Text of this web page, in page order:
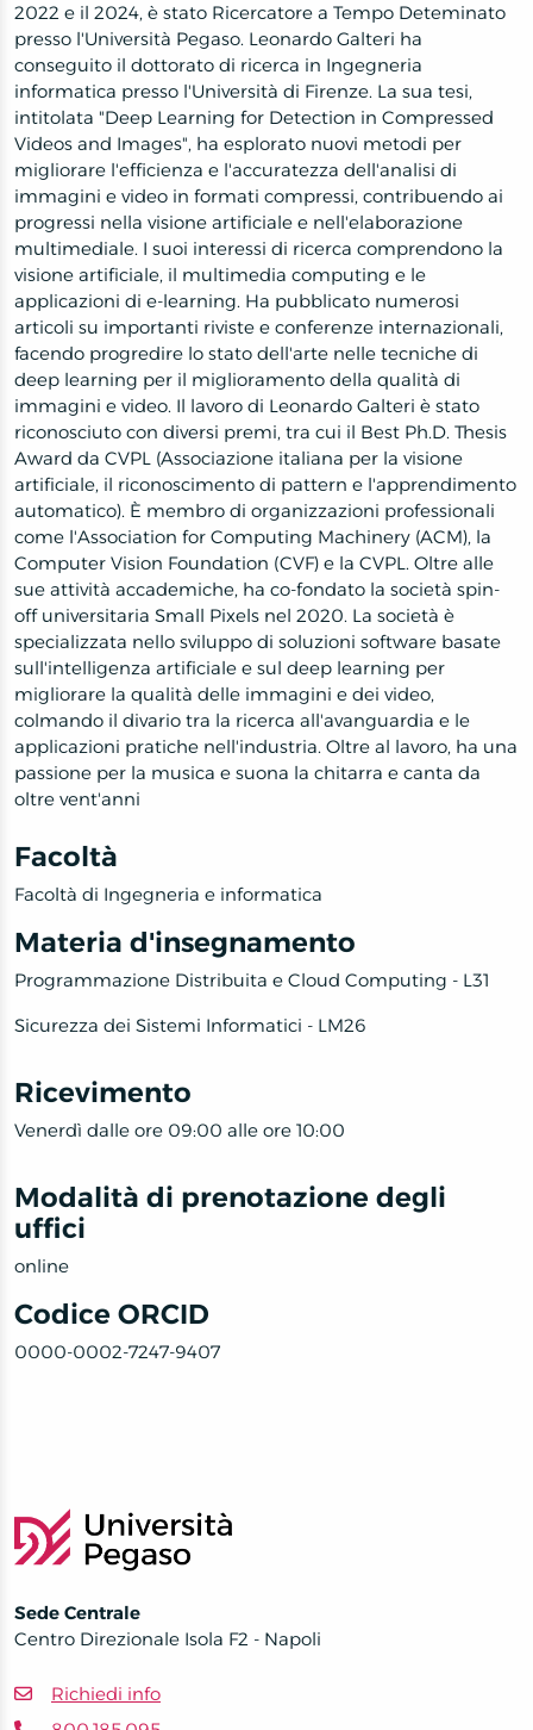
2022 e il 2024, è stato Ricercatore a Tempo Deteminato
presso l'Università Pegaso. Leonardo Galteri ha
conseguito il dottorato di ricerca in Ingegneria
informatica presso l'Università di Firenze. La sua tesi,
intitolata "Deep Learning for Detection in Compressed
Videos and Images", ha esplorato nuovi metodi per
migliorare l'efficienza e l'accuratezza dell'analisi di
immagini e video in formati compressi, contribuendo ai
progressi nella visione artificiale e nell'elaborazione
multimediale. I suoi interessi di ricerca comprendono la
visione artificiale, il multimedia computing e le
applicazioni di e-learning. Ha pubblicato numerosi
articoli su importanti riviste e conferenze internazionali,
facendo progredire lo stato dell'arte nelle tecniche di
deep learning per il miglioramento della qualità di
immagini e video. Il lavoro di Leonardo Galteri è stato
riconosciuto con diversi premi, tra cui il Best Ph.D. Thesis
Award da CVPL (Associazione italiana per la visione
artificiale, il riconoscimento di pattern e l'apprendimento
automatico). È membro di organizzazioni professionali
come l'Association for Computing Machinery (ACM), la
Computer Vision Foundation (CVF) e la CVPL. Oltre alle
sue attività accademiche, ha co-fondato la società spin-
off universitaria Small Pixels nel 2020. La società è
specializzata nello sviluppo di soluzioni software basate
sull'intelligenza artificiale e sul deep learning per
migliorare la qualità delle immagini e dei video,
colmando il divario tra la ricerca all'avanguardia e le
applicazioni pratiche nell'industria. Oltre al lavoro, ha una
passione per la musica e suona la chitarra e canta da
oltre vent'anni
Facoltà
Facoltà di Ingegneria e informatica
Materia d'insegnamento
Programmazione Distribuita e Cloud Computing - L31
Sicurezza dei Sistemi Informatici - LM26
Ricevimento
Venerdì dalle ore 09:00 alle ore 10:00
Modalità di prenotazione degli
uffici
online
Codice ORCID
0000-0002-7247-9407
Sede Centrale
Centro Direzionale Isola F2 - Napoli
Richiedi info